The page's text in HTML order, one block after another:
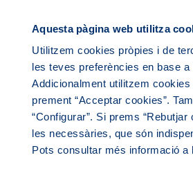
Aquesta pàgina web utilitza
Utilitzem cookies pròpies i de
les teves preferències en base
Addicionalment utilitzem
prement “Acceptar cookies”.
“Configurar”. Si prems
les necessàries, que són
Pots consultar més informació a
El teu
El teu servei